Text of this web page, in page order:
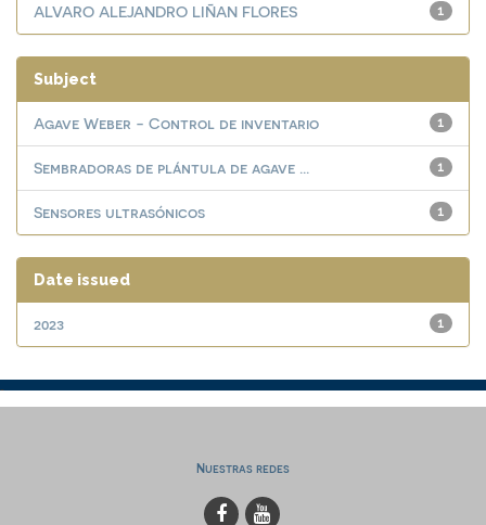
1
ALVARO ALEJANDRO LIÑAN FLORES
Subject
1
Agave Weber - Control de inventario
1
Sembradoras de plántula de agave ...
1
Sensores ultrasónicos
Date issued
1
2023
Nuestras redes